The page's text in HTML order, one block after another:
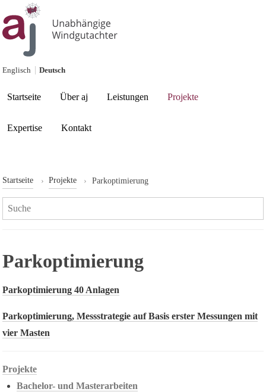
Englisch Deutsch
Startseite Über aj Leistungen Current page:
Projekte
Expertise Kontakt
Startseite Projekte Parkoptimierung
Search:
Parkoptimierung
Parkoptimierung 40 Anlagen
Parkoptimierung, Messstrategie auf Basis erster Messungen mit
vier Masten
Projekte
Bachelor- und Masterarbeiten